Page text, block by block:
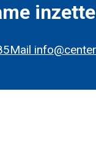
Mail